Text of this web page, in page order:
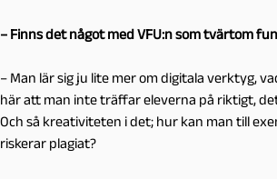
– Finns det något med VFU:n som tvärtom
– Man lär sig ju lite mer om digitala verktyg,
här att man inte träffar eleverna på riktigt,
Och så kreativiteten i det; hur kan man till
riskerar plagiat?